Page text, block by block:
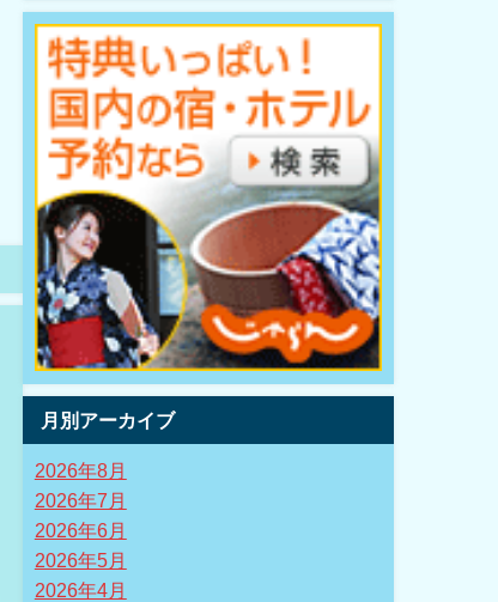
月別アーカイブ
2026年8月
2026年7月
2026年6月
2026年5月
2026年4月